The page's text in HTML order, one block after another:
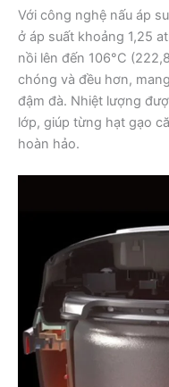
Với công nghệ nấu áp
ở áp suất khoảng 1,25
nồi lên đến 106°C
chóng và đều hơn,
đậm đà. Nhiệt lượng
lớp, giúp từng hạt gạo
hoàn hảo.